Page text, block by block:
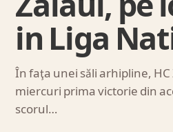
in Liga
În faţa unei săli arhipline,
miercuri prima victorie din
scorul…